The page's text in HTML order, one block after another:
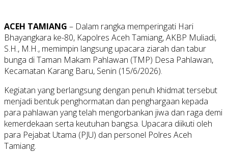
ACEH TAMIANG – Dalam rangka memperingati Hari
Bhayangkara ke-80, Kapolres Aceh Tamiang, AKBP Muliadi,
S.H., M.H., memimpin langsung upacara ziarah dan tabur
bunga di Taman Makam Pahlawan (TMP) Desa Pahlawan,
Kecamatan Karang Baru, Senin (15/6/2026).
Kegiatan yang berlangsung dengan penuh khidmat tersebut
menjadi bentuk penghormatan dan penghargaan kepada
para pahlawan yang telah mengorbankan jiwa dan raga demi
kemerdekaan serta keutuhan bangsa. Upacara diikuti oleh
para Pejabat Utama (PJU) dan personel Polres Aceh
Tamiang.